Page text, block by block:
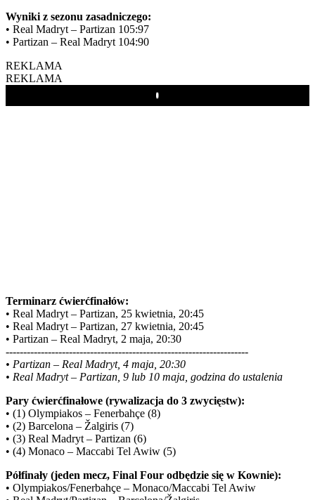
Wyniki z sezonu zasadniczego:
• Real Madryt – Partizan 105:97
• Partizan – Real Madryt 104:90
REKLAMA
REKLAMA
Play
Terminarz ćwierćfinałów:
• Real Madryt – Partizan, 25 kwietnia, 20:45
• Real Madryt – Partizan, 27 kwietnia, 20:45
• Partizan – Real Madryt, 2 maja, 20:30
---------------------------------------------------------------------
• Partizan – Real Madryt, 4 maja, 20:30
• Real Madryt – Partizan, 9 lub 10 maja, godzina do ustalenia
Pary ćwierćfinałowe (rywalizacja do 3 zwycięstw):
• (1) Olympiakos – Fenerbahçe (8)
• (2) Barcelona – Žalgiris (7)
• (3) Real Madryt – Partizan (6)
• (4) Monaco – Maccabi Tel Awiw (5)
Półfinały (jeden mecz, Final Four odbędzie się w Kownie):
• Olympiakos/Fenerbahçe – Monaco/Maccabi Tel Awiw